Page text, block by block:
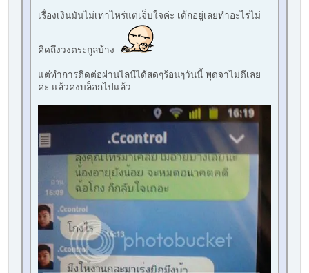
เรื่องเงินมันไม่เท่าไหร่แต่เจ็บใจค่ะ เด้กอยู่เลยทำอะไรไม่
คิดถึงวงตระกูลบ้าง
แต่ทำการติดต่อผ่านไลนืได้สดๆร้อนๆวันนี้ พุดจาไม่ดีเลย
ค่ะ แล้วคงบล็อกไปแล้ว